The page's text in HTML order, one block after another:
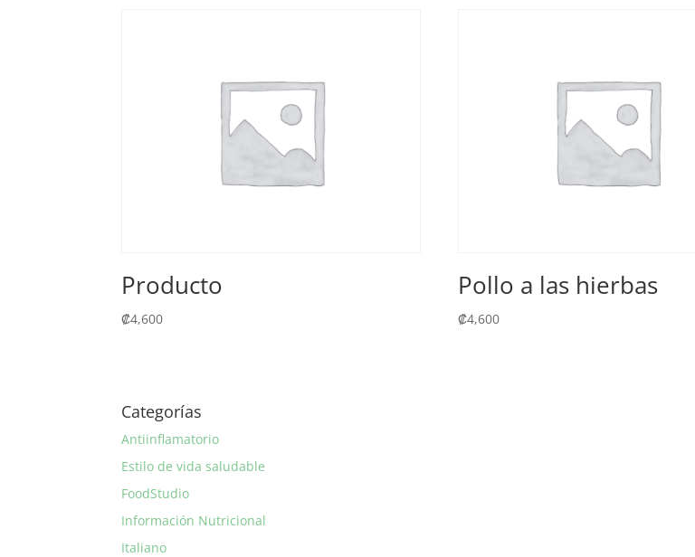
Producto
₡4,600
Pollo a las hierbas
₡4,600
Categorías
Antiinflamatorio
Estilo de vida saludable
FoodStudio
Información Nutricional
Italiano